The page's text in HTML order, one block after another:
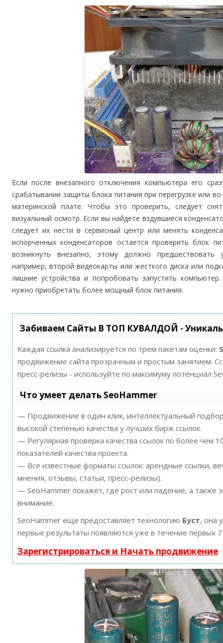
Если после внезапного отключения компьютера его
срабатывании защиты блока питания при перегрузке или
материнской плате. Чтобы это проверить, следует
визуальный осмотр. Если вы найдете вздувшиеся
следует их нести в сервисный центр или менять
испорченных конденсаторов остается проверить блок
возникнуть внезапно, этому должно предшествовать
например, второй видеокарты или жесткого диска или
лишние устройства и попробовать запустить
нужно приобретать более мощный блок питания.
Забиваем Сайты В ТОП КУВАЛДОЙ -
Каждая ссылка анализируется по трем пакетам оценки:
продвижение сайта прозрачным и простым занятием.
пресс-релизы - используйте по максимуму потенциал
Что умеет делать SeoHammer
— Продвижение в один клик, интеллектуальный
высокой степенью качества у лучших бирж ссылок.
— Регулярная проверка качества ссылок по более чем
показателей качества проекта.
— Все известные форматы ссылок: арендные ссылки,
мнения, отзывы, статьи, пресс-релизы).
— SeoHammer покажет, где рост или падение, а также
внимание.
SeoHammer еще предоставляет технологию Буст, она
первые результаты появляются уже в течение первых
Зарегистрироваться и Начать продвижение